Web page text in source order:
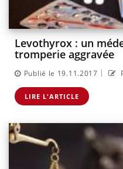
Levothyrox : un
tromperie aggravée
Publié le 19.11.2017 |
LIRE L'ARTICLE